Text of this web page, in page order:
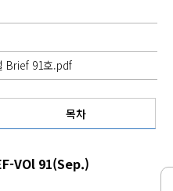
Brief 91호.pdf
목차
VOl 91(Sep.)